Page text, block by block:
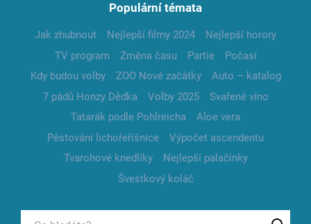
Populární témata
Jak zhubnout Nejlepší filmy 2024
Nejlepší horory
TV program
Změna času Partie
Počasí
Kdy budou volby
ZOO Nové začátky
Auto – katalog
7 pádů Honzy Dědka
Volby 2025
Svařené víno
Tatarák podle Pohlreicha
Aloe vera
Pěstování lichořeřišnice
Výpočet ascendentu
Tvarohové knedlíky
Nejlepší palačinky
Švestkový koláč